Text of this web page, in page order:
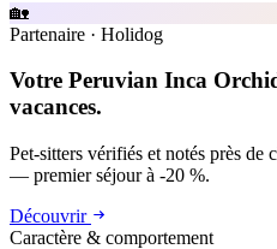
🏡
Partenaire · Holidog
Votre Peruvian Inca
vacances.
Pet-sitters vérifiés et notés près de
— premier séjour à -20 %.
Découvrir
Caractère & comportement